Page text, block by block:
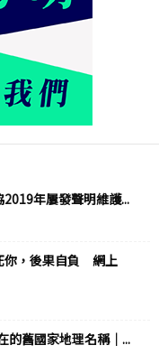
年屢發聲明維護...
你，後果自負 網上
的舊國家地理名稱｜...